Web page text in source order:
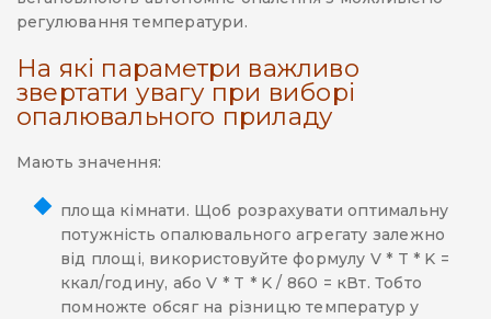
регулювання температури.
На які параметри важливо
звертати увагу при виборі
опалювального приладу
Мають значення:
площа кімнати. Щоб розрахувати оптимальну
потужність опалювального агрегату залежно
від площі, використовуйте формулу V * T * K =
ккал/годину, або V * T * K / 860 = кВт. Тобто
помножте обсяг на різницю температур у